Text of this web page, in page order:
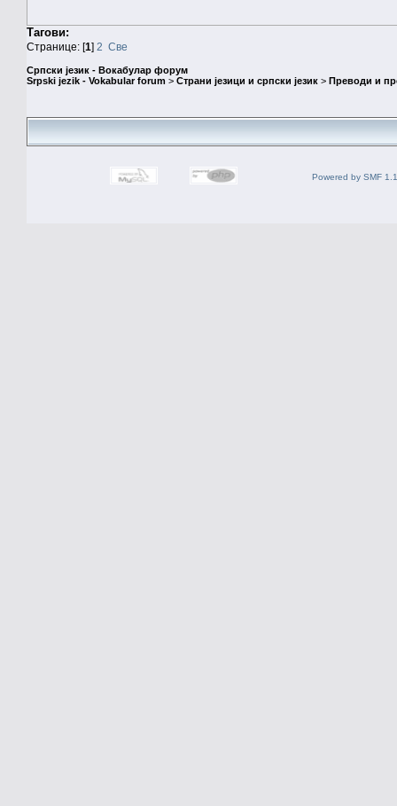
Тагови:
Странице: [1] 2 Све
Српски језик - Вокабулар форум
Srpski jezik - Vokabular forum > Страни језици и српски језик > Преводи и
Powered by SMF